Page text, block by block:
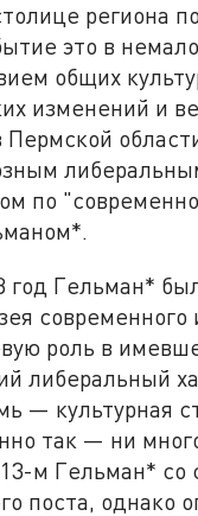
региона
это в
общих
изменений и
по
год Гельман*
современного
роль в
либеральный
— культурная
так — ни
м Гельман* со
поста, однако